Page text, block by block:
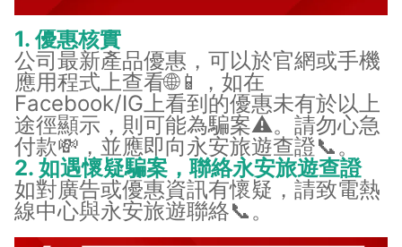
1. 優惠核實
公司最新產品優惠，可以於官網或手機
應用程式上查看🌐📱，如在
Facebook/IG上看到的優惠未有於以上
途徑顯示，則可能為騙案⚠️。請勿心急
付款💸，並應即向永安旅遊查證📞。
2. 如遇懷疑騙案，聯絡永安旅遊查證
如對廣告或優惠資訊有懷疑，請致電熱
線中心與永安旅遊聯絡📞。